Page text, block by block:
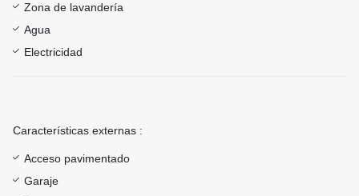
Zona de lavandería
Agua
Electricidad
Características externas :
Acceso pavimentado
Garaje